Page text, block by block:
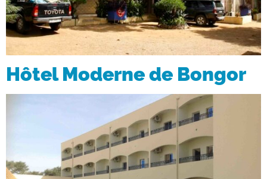
Hôtel Moderne de Bongor